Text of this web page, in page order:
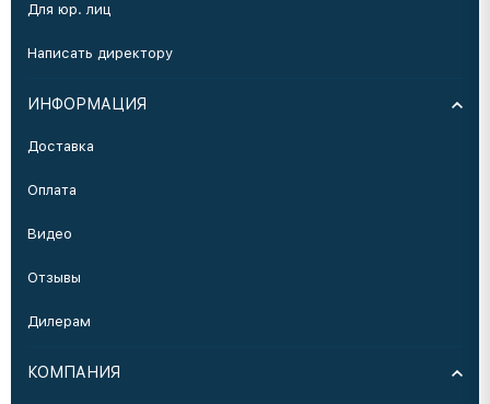
Для юр. лиц
Написать директору
ИНФОРМАЦИЯ
Доставка
Оплата
Видео
Отзывы
Дилерам
КОМПАНИЯ